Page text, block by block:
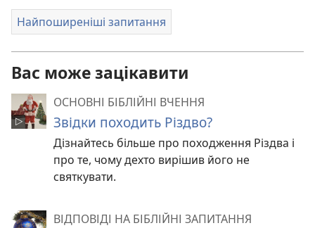
Найпоширеніші запитання
Вас може зацікавити
ОСНОВНІ БІБЛІЙНІ ВЧЕННЯ
Звідки походить Різдво?
Дізнайтесь більше про походження Різдва і
про те, чому дехто вирішив його не
святкувати.
ВІДПОВІДІ НА БІБЛІЙНІ ЗАПИТАННЯ